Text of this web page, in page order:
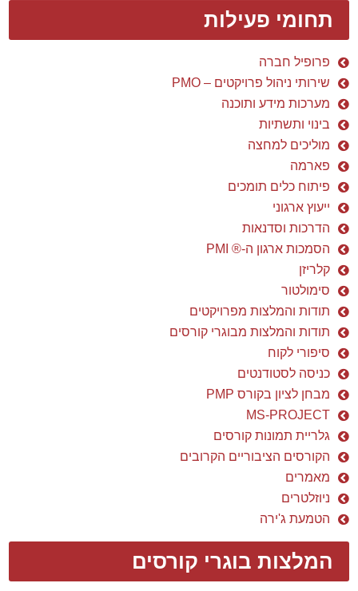
תחומי פעילות
פרופיל חברה
שירותי ניהול פרויקטים – PMO
מערכות מידע ותוכנה
בינוי ותשתיות
מוליכים למחצה
פארמה
פיתוח כלים תומכים
ייעוץ ארגוני
הדרכות וסדנאות
הסמכות ארגון ה-® PMI
קלריזן
סימולטור
תודות והמלצות מפרויקטים
תודות והמלצות מבוגרי קורסים
סיפורי לקוח
כניסה לסטודנטים
מבחן לציון בקורס PMP
MS-PROJECT
גלריית תמונות קורסים
הקורסים הציבוריים הקרובים
מאמרים
ניוזלטרים
הטמעת ג'ירה
המלצות בוגרי קורסים